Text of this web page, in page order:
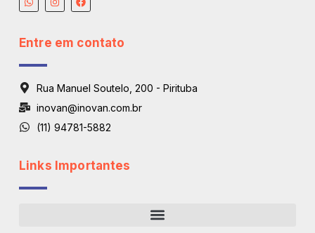
Entre em contato
Rua Manuel Soutelo, 200 - Pirituba
inovan@inovan.com.br
(11) 94781-5882
Links Importantes